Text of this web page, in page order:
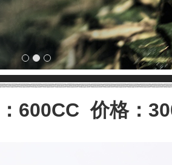
2
600CC 价格：